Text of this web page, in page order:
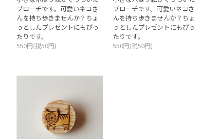
ブローチです。可愛いネコさ
んを持ち歩きませんか？ちょ
っとしたプレゼントにもぴっ
たりです。
550円(税50円)
ブローチです。可愛いネコさ
んを持ち歩きませんか？ちょ
っとしたプレゼントにもぴっ
たりです。
550円(税50円)